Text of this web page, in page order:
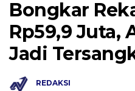
Bongkar
Rp59,9 Juta,
Jadi
REDAKSI